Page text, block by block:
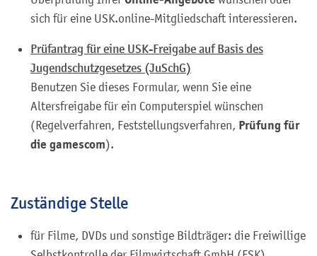
sich für eine USK.online-Mitgliedschaft interessieren.
Prüfantrag für eine USK-Freigabe auf Basis des
Jugendschutzgesetzes (JuSchG)
Benutzen Sie dieses Formular, wenn Sie eine
Altersfreigabe für ein Computerspiel wünschen
(Regelverfahren, Feststellungsverfahren, Prüfung für
die gamescom).
Zuständige Stelle
für Filme, DVDs und sonstige Bildträger: die Freiwillige